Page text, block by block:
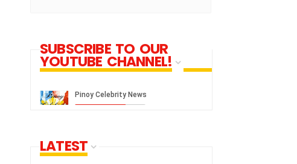
SUBSCRIBE TO OUR
YOUTUBE CHANNEL!
LATEST